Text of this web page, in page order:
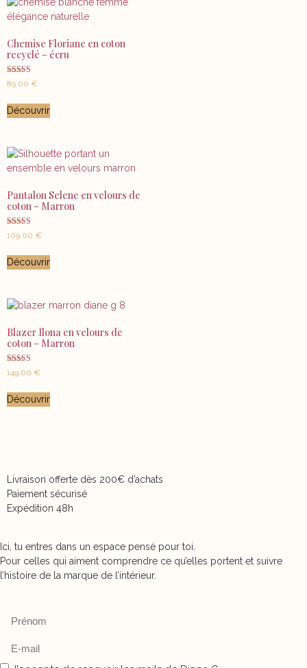
Chemise Floriane en coton
recyclé – écru
Note
5.00
89,00 €
Découvrir
Pantalon Selene en velours de
coton – Marron
Note
5.00
109,00 €
Découvrir
Blazer Ilona en velours de
coton – Marron
Note
5.00
149,00 €
Découvrir
Livraison offerte dès 200€ d’achats
Paiement sécurisé
Expédition 48h
Ici, tu entres dans un espace pensé pour toi.
Pour celles qui aiment comprendre ce qu’elles portent et suivre
l’histoire de la marque de l’intérieur.